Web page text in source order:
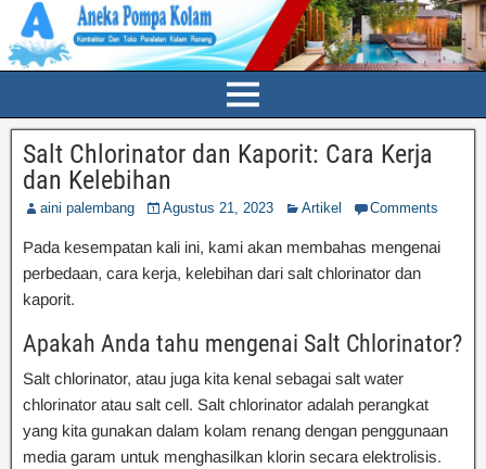
Salt Chlorinator dan Kaporit: Cara Kerja
dan Kelebihan
aini palembang Agustus 21, 2023 Artikel Comments
Pada kesempatan kali ini, kami akan membahas mengenai
perbedaan, cara kerja, kelebihan dari salt chlorinator dan
kaporit.
Apakah Anda tahu mengenai Salt Chlorinator?
Salt chlorinator, atau juga kita kenal sebagai salt water
chlorinator atau salt cell. Salt chlorinator adalah perangkat
yang kita gunakan dalam kolam renang dengan penggunaan
media garam untuk menghasilkan klorin secara elektrolisis.